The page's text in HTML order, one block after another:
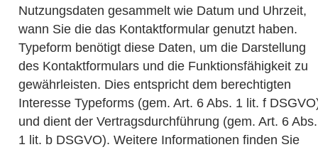
Nutzungsdaten gesammelt wie Datum und Uhrzeit,
wann Sie die das Kontaktformular genutzt haben.
Typeform benötigt diese Daten, um die Darstellung
des Kontaktformulars und die Funktionsfähigkeit zu
gewährleisten. Dies entspricht dem berechtigten
Interesse Typeforms (gem. Art. 6 Abs. 1 lit. f
und dient der Vertragsdurchführung (gem. Art. 6 Abs.
1 lit. b DSGVO). Weitere Informationen finden Sie